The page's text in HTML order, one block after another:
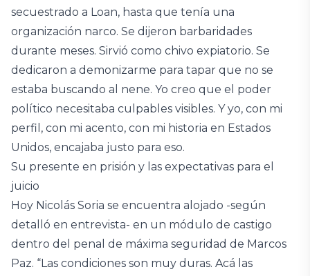
secuestrado a Loan, hasta que tenía una
organización narco. Se dijeron barbaridades
durante meses. Sirvió como chivo expiatorio. Se
dedicaron a demonizarme para tapar que no se
estaba buscando al nene. Yo creo que el poder
político necesitaba culpables visibles. Y yo, con mi
perfil, con mi acento, con mi historia en Estados
Unidos, encajaba justo para eso.
Su presente en prisión y las expectativas para el
juicio
Hoy Nicolás Soria se encuentra alojado -según
detalló en entrevista- en un módulo de castigo
dentro del penal de máxima seguridad de Marcos
Paz. “Las condiciones son muy duras. Acá las